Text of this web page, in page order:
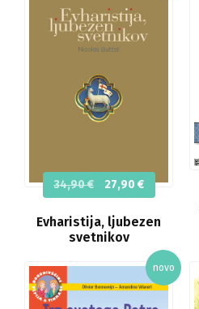
Evharistija, ljubezen
svetnikov
34,90€
Izvirna
cena
je
bila:
27,90 €Trenutna
cena
je: